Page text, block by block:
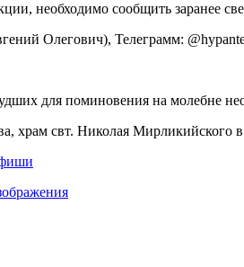
необходимо сообщить заранее
Олегович), Телеграмм:
для поминовения на молебне
храм свт. Николая Мирликийского